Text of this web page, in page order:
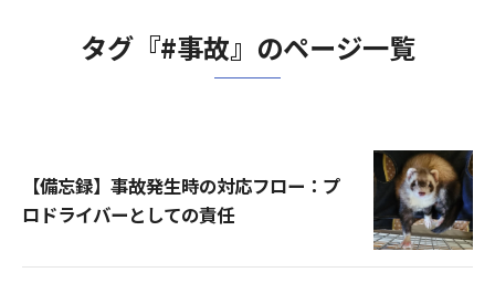
タグ『#事故』のページ一覧
【備忘録】事故発生時の対応フロー：プ
ロドライバーとしての責任